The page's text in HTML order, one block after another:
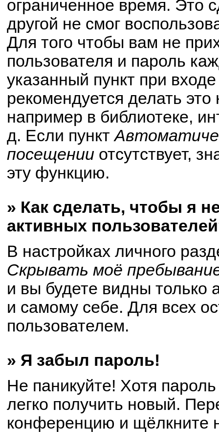
ограниченное время. Это
другой не смог
Для того чтобы вам не
пользователя и пароль
указанный пункт при
рекомендуется делать
например в библиотеке,
д. Если пункт
посещении отсутствует,
эту функцию.
» Как сделать, чтобы я
активных
В настройках личного
Скрывать моё
и вы будете видны только
и самому себе. Для всех
пользователем.
» Я забыл пароль!
Не паникуйте! Хотя
легко получить новый.
конференцию и щёлкните